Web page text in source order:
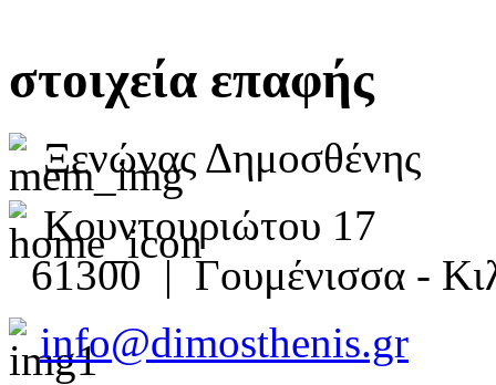
στοιχεία επαφής
Ξενώνας Δημοσθένης
Κουντουριώτου 17
61300 | Γουμένισσα -
info@dimosthenis.gr